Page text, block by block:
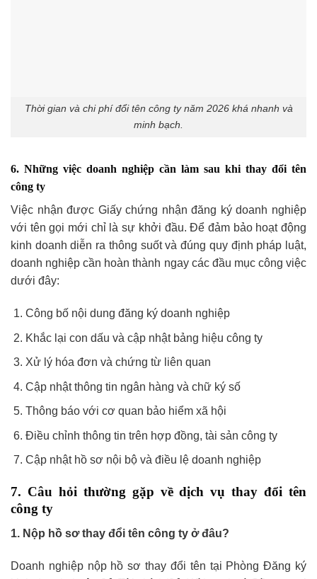
Thời gian và chi phí đổi tên công ty năm 2026 khá nhanh và
minh bạch.
6. Những việc doanh nghiệp cần làm sau khi thay đổi tên
công ty
Việc nhận được Giấy chứng nhận đăng ký doanh nghiệp
với tên gọi mới chỉ là sự khởi đầu. Để đảm bảo hoạt động
kinh doanh diễn ra thông suốt và đúng quy định pháp luật,
doanh nghiệp cần hoàn thành ngay các đầu mục công việc
dưới đây:
Công bố nội dung đăng ký doanh nghiệp
Khắc lại con dấu và cập nhật bảng hiệu công ty
Xử lý hóa đơn và chứng từ liên quan
Cập nhật thông tin ngân hàng và chữ ký số
Thông báo với cơ quan bảo hiểm xã hội
Điều chỉnh thông tin trên hợp đồng, tài sản công ty
Cập nhật hồ sơ nội bộ và điều lệ doanh nghiệp
7. Câu hỏi thường gặp về dịch vụ thay đổi tên
công ty
1. Nộp hồ sơ thay đổi tên công ty ở đâu?
Doanh nghiệp nộp hồ sơ thay đổi tên tại Phòng Đăng ký